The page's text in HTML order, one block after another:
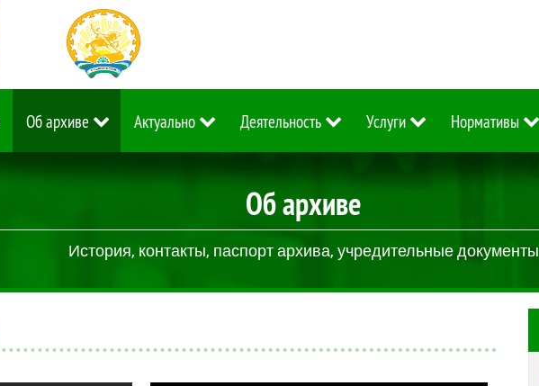
Об архиве Актуально Деятельность Услуги Нормативы
Об архиве
История, контакты, паспорт архива, учредительные документы